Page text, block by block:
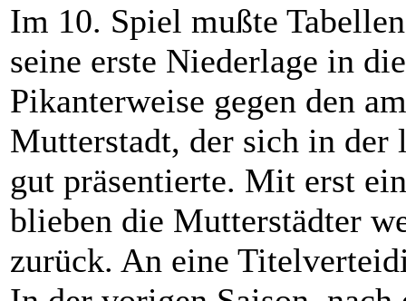
Im 10. Spiel mußte
seine erste Niederlage in
Pikanterweise gegen den
Mutterstadt, der sich in der
gut präsentierte. Mit erst
blieben die Mutterstädter
zurück. An eine